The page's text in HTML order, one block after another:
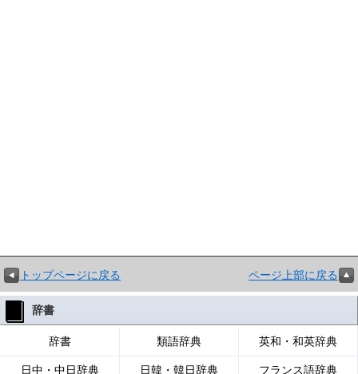
トップページに戻る ページ上部に戻る
辞書
辞書 類語辞典 英和・和英辞典
日中・中日辞典 日韓・韓日辞典 フランス語辞典